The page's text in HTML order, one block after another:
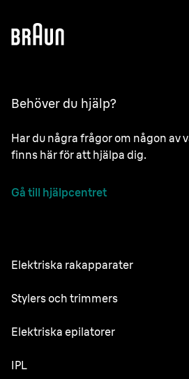
Behöver du hjälp?
Har du några frågor om någon av
finns här för att hjälpa dig.
Gå till hjälpcentret
Elektriska rakapparater
NEVO
Series 5
Stylers och trimmers
Skäggtrimmer
Elektriska epilatorer
Silk·épil SkinSpa
IPL